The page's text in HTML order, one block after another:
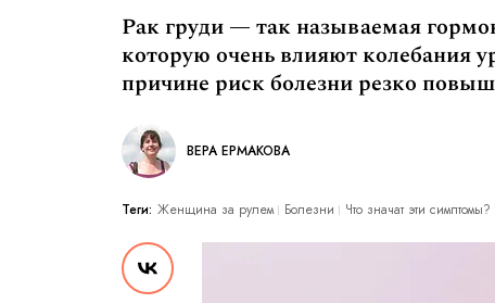
Рак груди — так называемая
которую очень влияют колебания
причине риск болезни резко
ВЕРА ЕРМАКОВА
Теги: Женщина за рулем Болезни Что значат эти симптомы?